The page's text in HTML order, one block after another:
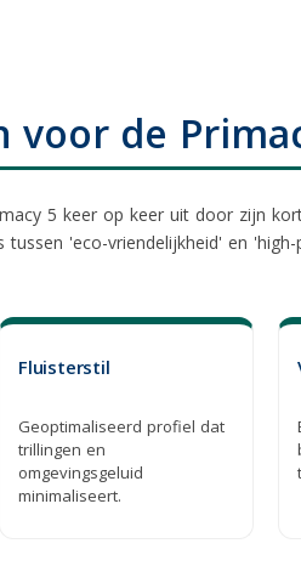
voor de
5 keer op keer uit door zijn
'eco-vriendelijkheid' en
Fluisterstil
Geoptimaliseerd profiel dat
trillingen en
omgevingsgeluid
minimaliseert.